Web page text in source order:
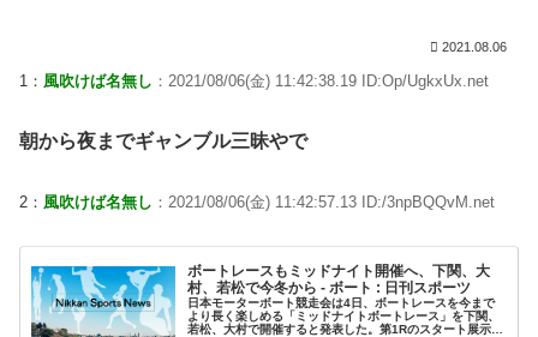
2021.08.06
1： 風吹けば名無し ：2021/08/06(金) 11:42:38.19 ID:Op/UgkxUx.net
朝から夜までギャンブル三昧やで
2： 風吹けば名無し ：2021/08/06(金) 11:42:57.13 ID:/3npBQQvM.net
ボートレースもミッドナイト開催へ、下関、大
村、若松で今冬から - ボート : 日刊スポーツ
日本モーターボート競走会は4日、ボートレースを今まで
より長く楽しめる「ミッドナイトボートレース」を下関、
若松、大村で開催すると発表した。第1Rのスタート展示